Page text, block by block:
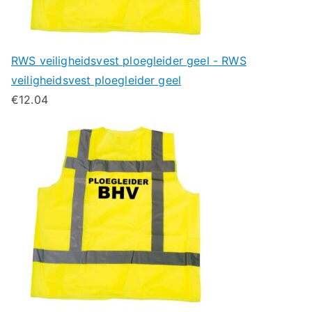
RWS veiligheidsvest ploegleider geel - RWS
veiligheidsvest ploegleider geel
€12.04